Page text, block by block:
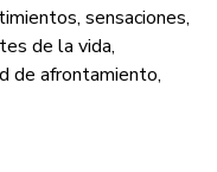
sensaciones,
de la vida,
de afrontamiento,